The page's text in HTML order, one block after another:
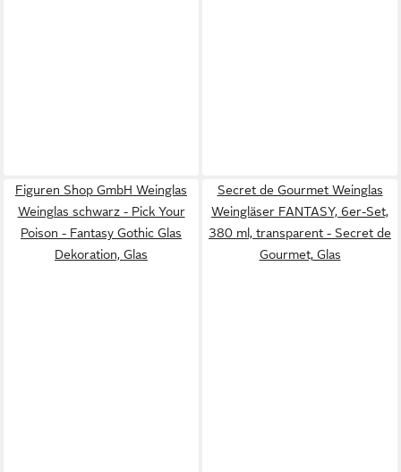
Figuren Shop GmbH Weinglas
Weinglas schwarz - Pick Your
Poison - Fantasy Gothic Glas
Dekoration, Glas
Secret de Gourmet Weinglas
Weingläser FANTASY, 6er-Set,
380 ml, transparent - Secret de
Gourmet, Glas